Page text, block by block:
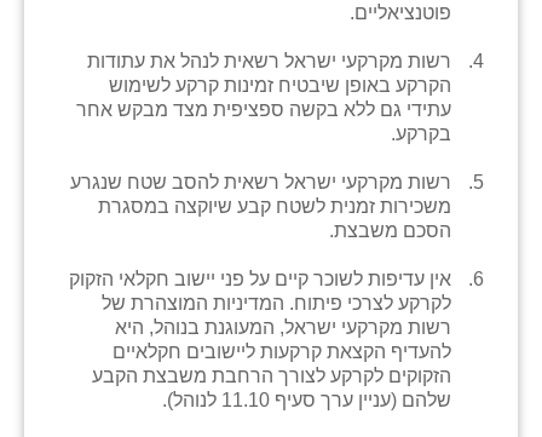
פוטנציאליים.
רשות מקרקעי ישראל רשאית לנהל את עתודות
הקרקע באופן שיבטיח זמינות קרקע לשימוש
עתידי גם ללא בקשה ספציפית מצד מבקש אחר
בקרקע.
רשות מקרקעי ישראל רשאית להסב שטח שנגרע
משכירות זמנית לשטח קבע שיוקצה במסגרת
הסכם משבצת.
אין עדיפות לשוכר קיים על פני יישוב חקלאי הזקוק
לקרקע לצרכי פיתוח. המדיניות המוצהרת של
רשות מקרקעי ישראל, המעוגנת בנוהל, היא
להעדיף הקצאת קרקעות ליישובים חקלאיים
הזקוקים לקרקע לצורך הרחבת משבצת הקבע
שלהם (עניין ערך סעיף 11.10 לנוהל).
נהריה (אג״ש)
ניר צבי
עין חצבה